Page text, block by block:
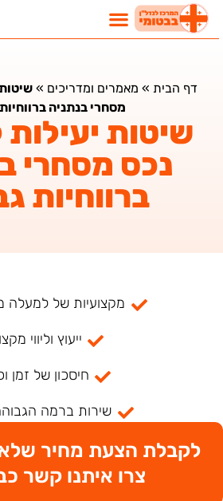
דף הבית»מאמרים ומדריכים»שיטות
מסחרי בנתניה
שיטות
נכס מסחרי
ברווחיות
מקצועיות של למעלה מ- 15
ייעוץ וליווי
חיסכון של זמן
שירות ברמה
לקבלת הצעת מחיר שלא
צרו איתנו קשר